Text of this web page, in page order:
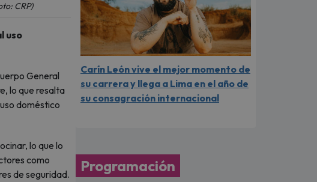
CRP)
uso
General
lo que resalta
doméstico
lo que lo
como
de seguridad.
Carín León vive el mejor momento de
su carrera y llega a Lima en el año de
su consagración internacional
Programación